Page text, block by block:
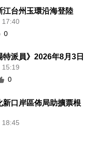
江台州玉環沿海登陸
17:40
0
特派員》2026年8月3日
15:19
0
新口岸區佈局助擴票根
18:45